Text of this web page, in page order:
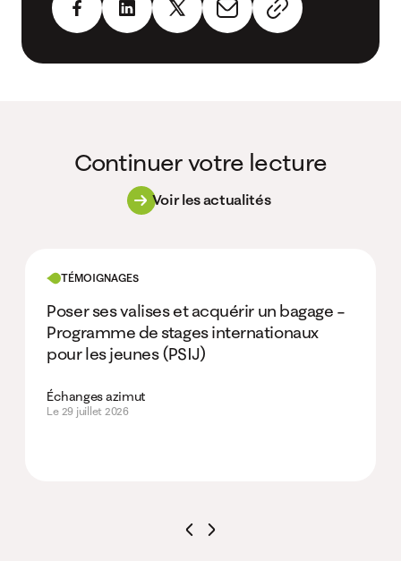
Continuer votre lecture
Voir les actualités
TÉMOIGNAGES
Poser ses valises et acquérir un bagage –
Programme de stages internationaux
pour les jeunes (PSIJ)
Échanges azimut
Le 29 juillet 2026